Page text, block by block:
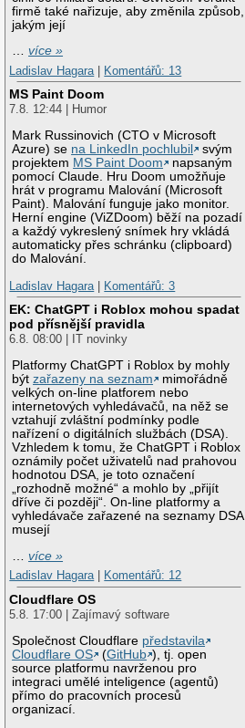
firmě také nařizuje, aby změnila způsob,
jakým její
…více »
Ladislav Hagara
Komentářů: 13
MS Paint Doom
7.8. 12:44 | Humor
Mark Russinovich (CTO v Microsoft
Azure) se na LinkedIn pochlubil
svým
projektem MS Paint Doom
napsaným
pomocí Claude. Hru Doom umožňuje
hrát v programu Malování (Microsoft
Paint). Malování funguje jako monitor.
Herní engine (ViZDoom) běží na pozadí
a každý vykreslený snímek hry vkládá
automaticky přes schránku (clipboard)
do Malování.
Ladislav Hagara
Komentářů: 3
EK: ChatGPT i Roblox mohou spadat
pod přísnější pravidla
6.8. 08:00 | IT novinky
Platformy ChatGPT i Roblox by mohly
býtzařazeny na seznam
mimořádně
velkých on-line platforem nebo
internetových vyhledávačů, na něž se
vztahují zvláštní podmínky podle
nařízení o digitálních službách (DSA).
Vzhledem k tomu, že ChatGPT i Roblox
oznámily počet uživatelů nad prahovou
hodnotou DSA, je toto označení
„rozhodně možné“ a mohlo by „přijít
dříve či později“. On-line platformy a
vyhledávače zařazené na seznamy DSA
musejí
…více »
Ladislav Hagara| Komentářů: 12
Cloudflare OS
5.8. 17:00 | Zajímavý software
Společnost Cloudflare představila
Cloudflare OS
(GitHub ), tj. open
source platformu navrženou pro
integraci umělé inteligence (agentů)
přímo do pracovních procesů
organizací.